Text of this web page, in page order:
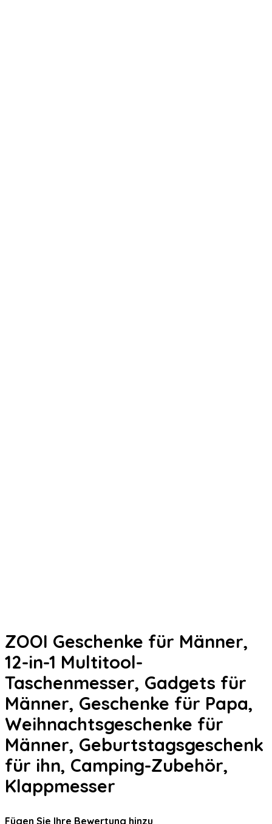
ZOOI Geschenke für Männer,
12-in-1 Multitool-
Taschenmesser, Gadgets für
Männer, Geschenke für Papa,
Weihnachtsgeschenke für
Männer, Geburtstagsgeschenk
für ihn, Camping-Zubehör,
Klappmesser
Fügen Sie Ihre Bewertung hinzu